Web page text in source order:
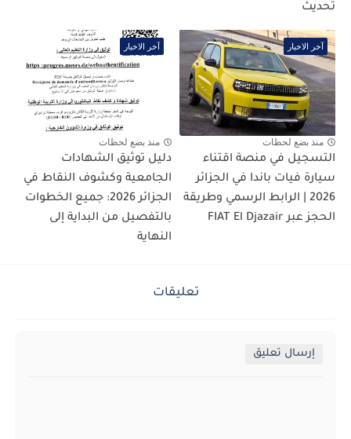
تحديث
آخر الاخبار
منذ بضع لحظات
التسجيل في منصة اقتناء
سيارة فيات باندا في الجزائر
2026 | الرابط الرسمي وطريقة
الحجز عبر FIAT El Djazair
آخر الاخبار
منذ بضع لحظات
دليل توثيق الشهادات
الجامعية وكشوف النقاط في
الجزائر 2026: جميع الخطوات
بالتفصيل من البداية إلى
النهاية
تعليقات
إرسال تعليق